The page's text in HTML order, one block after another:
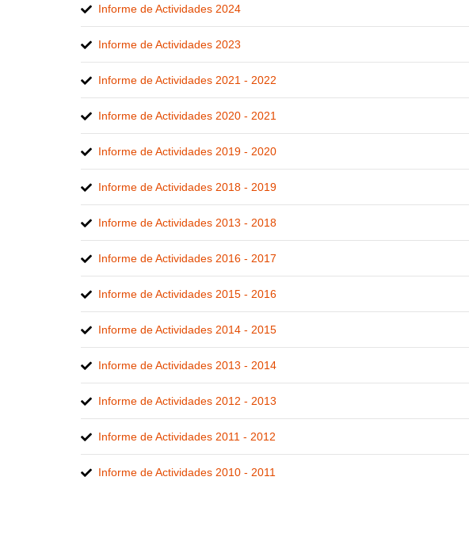
Informe de Actividades 2024
Informe de Actividades 2023
Informe de Actividades 2021 - 2022
Informe de Actividades 2020 - 2021
Informe de Actividades 2019 - 2020
Informe de Actividades 2018 - 2019
Informe de Actividades 2013 - 2018
Informe de Actividades 2016 - 2017
Informe de Actividades 2015 - 2016
Informe de Actividades 2014 - 2015
Informe de Actividades 2013 - 2014
Informe de Actividades 2012 - 2013
Informe de Actividades 2011 - 2012
Informe de Actividades 2010 - 2011